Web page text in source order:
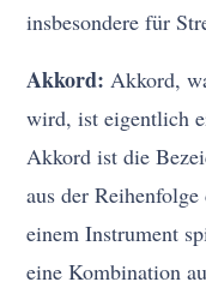
insbesondere für
Akkord: Akkord,
wird, ist eigentlich
Akkord ist die
aus der
einem Instrument
eine Kombination